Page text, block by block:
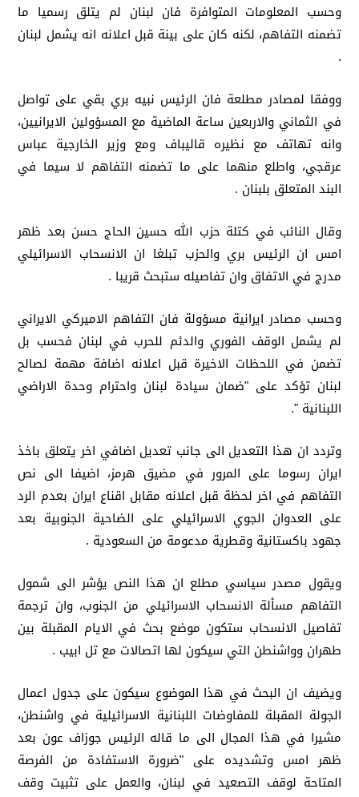
وحسب المعلومات المتوافرة فان لبنان لم يتلق رسميا ما
تضمنه التفاهم، لكنه كان على بينة قبل اعلانه انه يشمل لبنان
.
ووفقا لمصادر مطلعة فان الرئيس نبيه بري بقي على تواصل
في الثماني والاربعين ساعة الماضية مع المسؤولين الايرانيين،
وانه تهاتف مع نظيره قاليباف ومع وزير الخارجية عباس
عرقجي، واطلع منهما على ما تضمنه التفاهم لا سيما في
البند المتعلق بلبنان .
وقال النائب في كتلة حزب الله حسين الحاج حسن بعد ظهر
امس ان الرئيس بري والحزب تبلغا ان الانسحاب الاسرائيلي
مدرج في الاتفاق وان تفاصيله ستبحث قريبا .
وحسب مصادر ايرانية مسؤولة فان التفاهم الاميركي الايراني
لم يشمل الوقف الفوري والدئم للحرب في لبنان فحسب بل
تضمن في اللحظات الاخيرة قبل اعلانه اضافة مهمة لصالح
لبنان تؤكد على "ضمان سيادة لبنان واحترام وحدة الاراضي
اللبنانية ".
وتردد ان هذا التعديل الى جانب تعديل اضافي اخر يتعلق باخذ
ايران رسوما على المرور في مضيق هرمز، اضيفا الى نص
التفاهم في اخر لحظة قبل اعلانه مقابل اقناع ايران بعدم الرد
على العدوان الجوي الاسرائيلي على الضاحية الجنوبية بعد
جهود باكستانية وقطرية مدعومة من السعودية .
ويقول مصدر سياسي مطلع ان هذا النص يؤشر الى شمول
التفاهم مسألة الانسحاب الاسرائيلي من الجنوب، وان ترجمة
تفاصيل الانسحاب ستكون موضع بحث في الايام المقبلة بين
طهران وواشنطن التي سيكون لها اتصالات مع تل ابيب .
ويضيف ان البحث في هذا الموضوع سيكون على جدول اعمال
الجولة المقبلة للمفاوضات اللبنانية الاسرائيلية في واشنطن،
مشيرا في هذا المجال الى ما قاله الرئيس جوزاف عون بعد
ظهر امس وتشديده على "ضرورة الاستفادة من الفرصة
المتاحة لوقف التصعيد في لبنان، والعمل على تثبيت وقف